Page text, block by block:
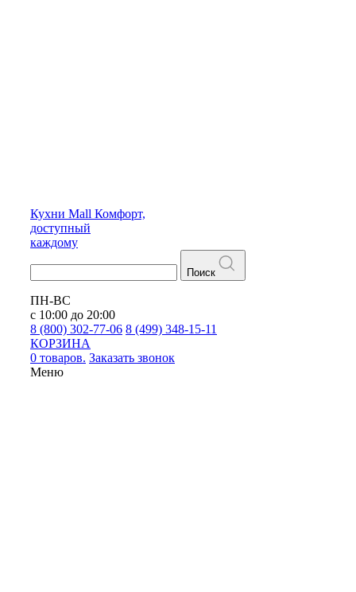
Кухни Mall Комфорт,
доступный
каждому
Поиск
ПН-ВС
с 10:00 до 20:00
8 (800) 302-77-06 8 (499) 348-15-11
КОРЗИНА
0 товаров. Заказать звонок
Меню